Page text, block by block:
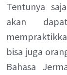
Tentunya
akan
bisa juga
Bahasa